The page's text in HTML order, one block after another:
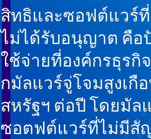
สิทธิและซอฟต์แวร์
ไม่ได้รับอนุญาต คือ
ใช้จ่ายที่องค์กรธุร
กมัลแวร์จู่โจมสูงเกื
สหรัฐฯ ต่อปี โดยมัล
ซอตฟต์แวร์ที่ไม่มีสั